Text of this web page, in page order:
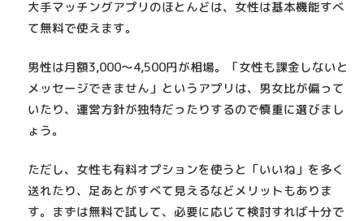
大手マッチングアプリのほとんどは、 女性は基本機能すべ
て無料で使えます。
男性は月額3,000〜4,500円が相場。「女性も課金しないと
メッセージできません」というアプリは、男女比が偏って
いたり、運営方針が独特だったりするので慎重に選びまし
ょう。
ただし、女性も有料オプションを使うと「いいね」を多く
送れたり、足あとがすべて見えるなどメリットもありま
す。まずは無料で試して、必要に応じて検討すれば十分で